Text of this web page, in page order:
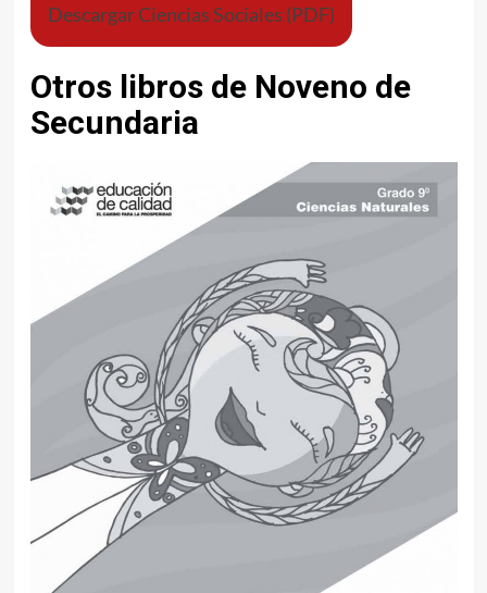
Descargar Ciencias Sociales (PDF)
Otros libros de Noveno de
Secundaria